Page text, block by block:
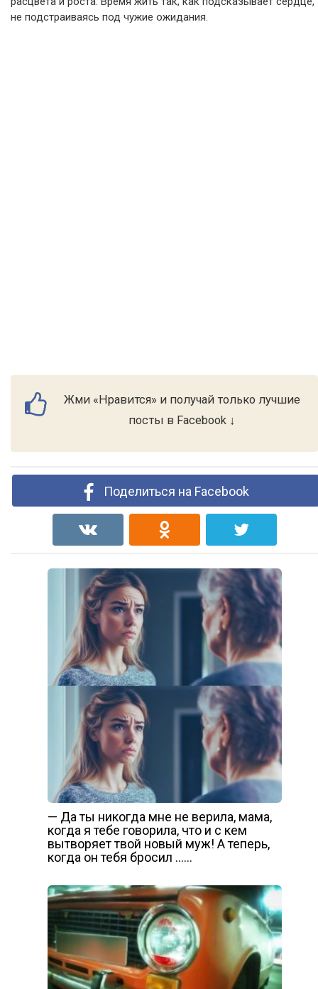
не подстраиваясь под чужие ожидания.
Жми «Нравится» и получай только лучшие
посты в Facebook ↓
Поделиться на Facebook
— Да ты никогда мне не верила, мама,
когда я тебе говорила, что и с кем
вытворяет твой новый муж! А теперь,
когда он тебя бросил ……